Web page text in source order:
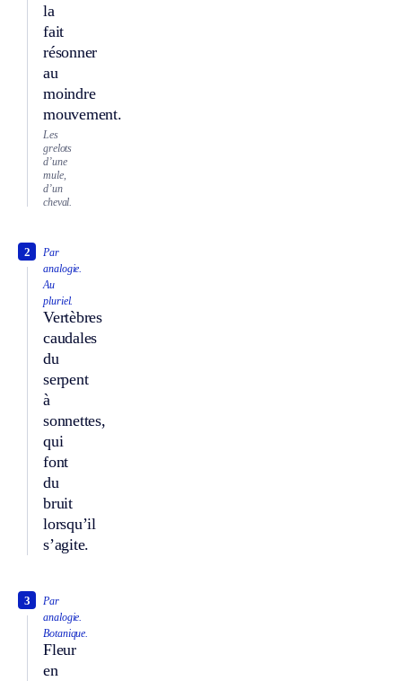
la
fait
résonner
au
moindre
mouvement.
Les
grelots
d’une
mule,
d’un
cheval.
Par
analogie.
Au
pluriel.
Vertèbres
caudales
du
serpent
à
sonnettes,
qui
font
du
bruit
lorsqu’il
s’agite.
2
Par
analogie.
Botanique.
Fleur
en
3